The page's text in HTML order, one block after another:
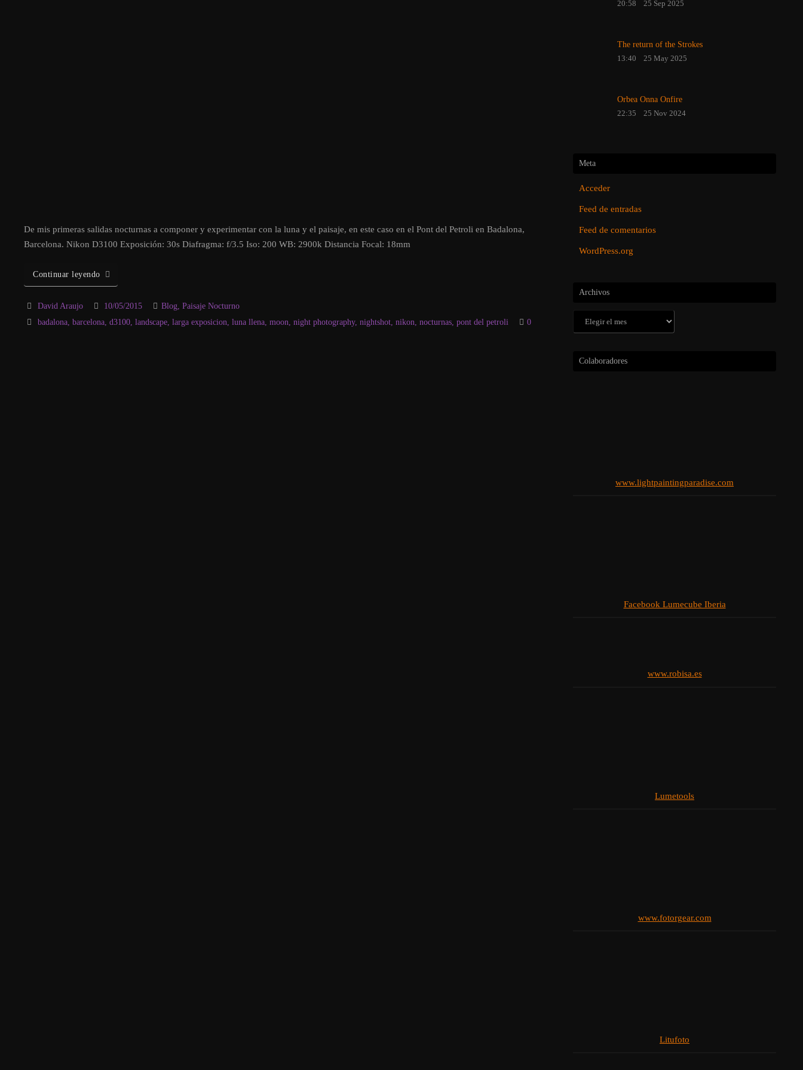
De mis primeras salidas nocturnas a componer y experimentar con la luna y el paisaje, en este caso en el Pont del Petroli en Badalona,
Barcelona. Nikon D3100 Exposición: 30s Diafragma: f/3.5 Iso: 200 WB: 2900k Distancia Focal: 18mm
Continuar leyendo
David Araujo 10/05/2015 Blog, Paisaje Nocturno
badalona ,barcelona ,d3100 ,landscape ,larga exposicion ,luna llena ,moon ,night photography,nightshot ,nikon ,nocturnas ,pont del petroli 0
20:58 25 Sep 2025
The return of the Strokes
13:40 25 May 2025
Orbea Onna Onfire
22:35 25 Nov 2024
Meta
Acceder
Feed de entradas
Feed de comentarios
WordPress.org
Archivos
Archivos
Colaboradores
www.lightpaintingparadise.com
Facebook Lumecube Iberia
www.robisa.es
Lumetools
www.fotorgear.com
Litufoto